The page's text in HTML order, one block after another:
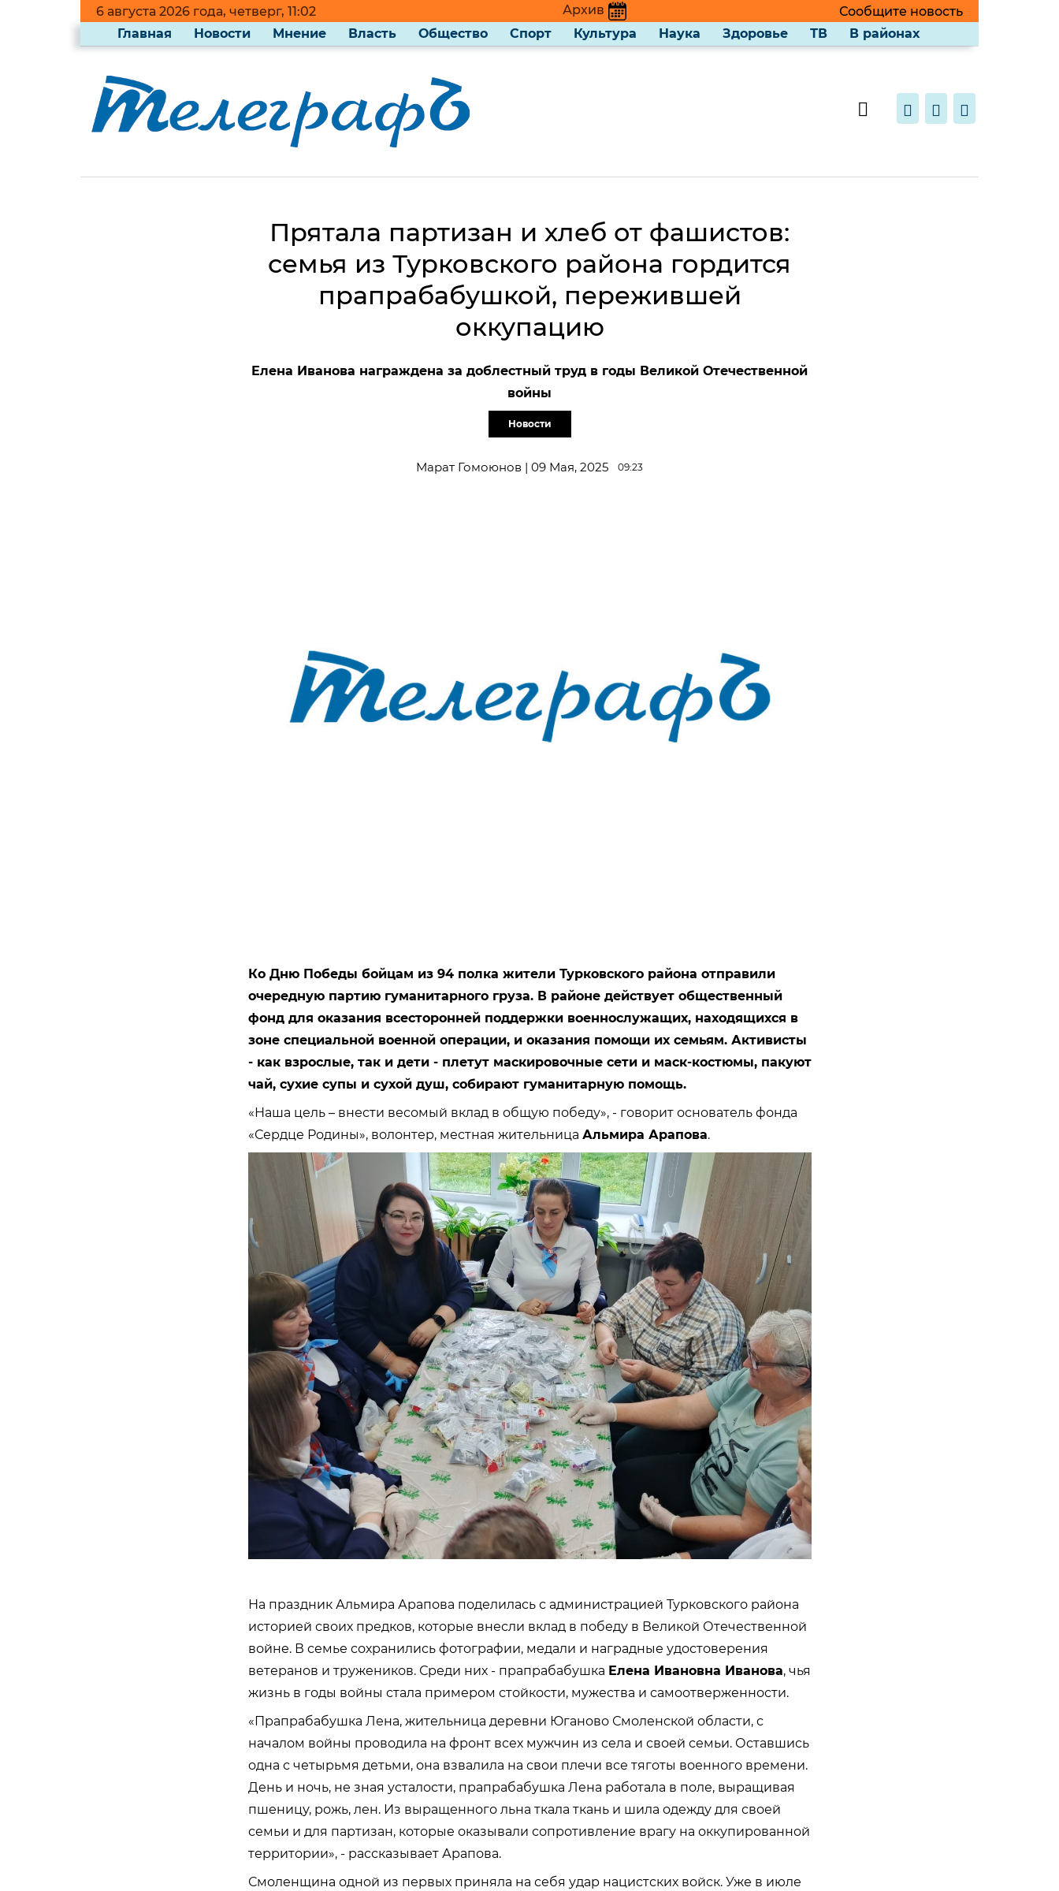
6 августа 2026 года, четверг, 11:02 Архив
Сообщите новость
Главная
Новости Мнение Власть Общество Спорт Культура Наука Здоровье ТВ В районах
Прятала партизан и хлеб от фашистов:
семья из Турковского района гордится
прапрабабушкой, пережившей
оккупацию
Елена Иванова награждена за доблестный труд в годы Великой Отечественной
войны
Новости
Марат Гомоюнов | 09 Мая, 2025 09:23
Ко Дню Победы бойцам из 94 полка жители Турковского района отправили
очередную партию гуманитарного груза. В районе действует общественный
фонд для оказания всесторонней поддержки военнослужащих, находящихся в
зоне специальной военной операции, и оказания помощи их семьям. Активисты
- как взрослые, так и дети - плетут маскировочные сети и маск-костюмы, пакуют
чай, сухие супы и сухой душ, собирают гуманитарную помощь.
«Наша цель – внести весомый вклад в общую победу», - говорит основатель фонда
«Сердце Родины», волонтер, местная жительница Альмира Арапова.
На праздник Альмира Арапова поделилась с администрацией Турковского района
историей своих предков, которые внесли вклад в победу в Великой Отечественной
войне. В семье сохранились фотографии, медали и наградные удостоверения
ветеранов и тружеников. Среди них - прапрабабушка Елена Ивановна Иванова, чья
жизнь в годы войны стала примером стойкости, мужества и самоотверженности.
«Прапрабабушка Лена, жительница деревни Юганово Смоленской области, с
началом войны проводила на фронт всех мужчин из села и своей семьи. Оставшись
одна с четырьмя детьми, она взвалила на свои плечи все тяготы военного времени.
День и ночь, не зная усталости, прапрабабушка Лена работала в поле, выращивая
пшеницу, рожь, лен. Из выращенного льна ткала ткань и шила одежду для своей
семьи и для партизан, которые оказывали сопротивление врагу на оккупированной
территории», - рассказывает Арапова.
Смоленщина одной из первых приняла на себя удар нацистских войск. Уже в июле